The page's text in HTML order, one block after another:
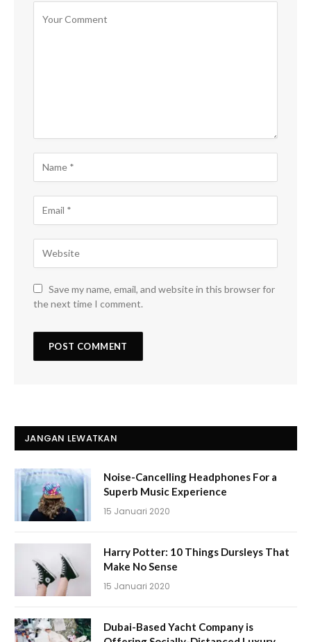
Save my name, email, and website in this browser for
the next time I comment.
JANGAN LEWATKAN
Noise-Cancelling Headphones For a
Superb Music Experience
15 Januari 2020
Harry Potter: 10 Things Dursleys That
Make No Sense
15 Januari 2020
Dubai-Based Yacht Company is